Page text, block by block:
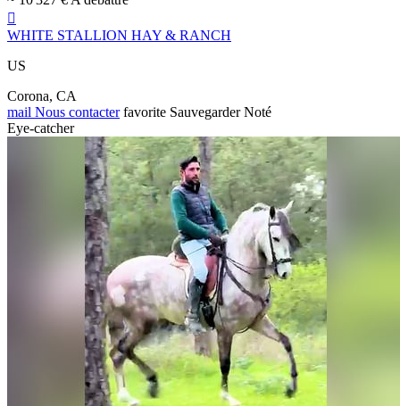

WHITE STALLION HAY & RANCH
US
Corona, CA
mail Nous contacter favorite Sauvegarder Noté
Eye-catcher